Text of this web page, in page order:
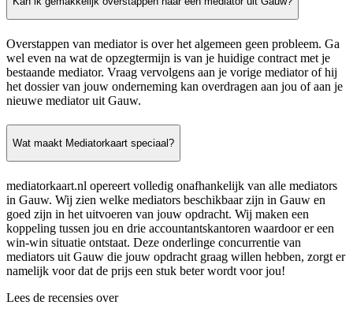
Overstappen van mediator is over het algemeen geen probleem. Ga
wel even na wat de opzegtermijn is van je huidige contract met je
bestaande mediator. Vraag vervolgens aan je vorige mediator of hij
het dossier van jouw onderneming kan overdragen aan jou of aan je
nieuwe mediator uit Gauw.
Wat maakt Mediatorkaart speciaal?
mediatorkaart.nl opereert volledig onafhankelijk van alle mediators
in Gauw. Wij zien welke mediators beschikbaar zijn in Gauw en
goed zijn in het uitvoeren van jouw opdracht. Wij maken een
koppeling tussen jou en drie accountantskantoren waardoor er een
win-win situatie ontstaat. Deze onderlinge concurrentie van
mediators uit Gauw die jouw opdracht graag willen hebben, zorgt er
namelijk voor dat de prijs een stuk beter wordt voor jou!
Lees de recensies over